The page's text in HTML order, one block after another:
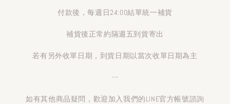
付款後，每週日24:00結單統一補貨
補貨後正常約隔週五到貨寄出
若有另外收單日期，到貨日期以當次收單日期為主
---
如有其他商品疑問，歡迎加入我們的LINE官方帳號諮詢